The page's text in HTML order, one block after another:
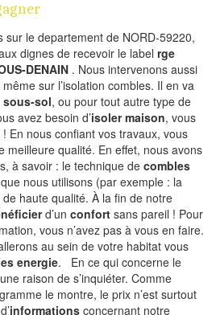
sur le departement de NORD-59220,
dignes de recevoir le label rge
DENAIN . Nous intervenons aussi
sur l’isolation combles. Il en va
sous-sol, ou pour tout autre type de
avez besoin d’isoler maison, vous
En nous confiant vos travaux, vous
meilleure qualité. En effet, nous avons
à savoir : le technique de combles
nous utilisons (par exemple : la
haute qualité. À la fin de notre
d’un confort sans pareil ! Pour
vous n’avez pas à vous en faire.
au sein de votre habitat vous
energie. En ce qui concerne le
raison de s’inquiéter. Comme
le montre, le prix n’est surtout
informations concernant notre